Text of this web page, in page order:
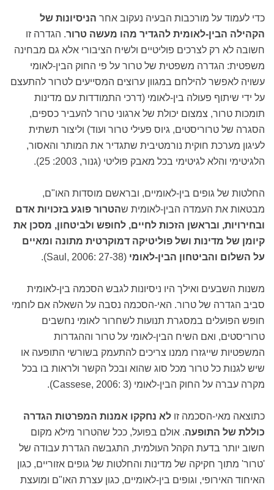
כדי לעמוד על מורכבות הבעיה נעקוב אחר הניסיונות של
הקהילה הבין-לאומית להגדיר מהו מעשה טרור. הגדרה זו
חשובה לא רק לצרכים פוליטיים ולשיח הציבורי אלא גם מבחינה
משפטית: הגדרה משפטית של טרור על פי החוק הבין-לאומי
עשויה לאפשר להילחם במגוון ערוצים המסייעים לטרור להתעצם
על ידי שיתוף פעולה בין-לאומי (דרכי התמודדות עם מדינות
תומכות טרור, צמצום יכולת של ארגוני טרור להעביר כספים,
הסגרה של טרוריסטים, גיוס פעילי טרור ועוד) וליצור תשתית
לעיגון מערכת חוקית נורמטיבית שתגדיר את המותר והאסור,
הלגיטימי והלא לגיטימי בכל מאבק פוליטי (גנור, 2003: 25).
החלטות של גופים בין-לאומיים, ובראשם מוסדות האו"ם,
מבטאות את העמדה הבין-לאומית שהטרור פוגע בזכויות אדם
ובחירויות, ובראשן הזכות לחיים, לחופש ולביטחון, מסכן את
קיומן של מדינות ושל פוליטיקה דמוקרטית מתונה ומאיים
על השלום והביטחון הבין-לאומי (Saul, 2006: 27-38).
משנות השבעים ואילך היו ניסיונות לגבש הסכמה בין-לאומית
סביב הגדרה של טרור. האי-הסכמה נסבה על השאלה אם לוחמי
חופש הפועלים במסגרת תנועות לשחרור לאומי נחשבים
טרוריסטים, ואם השיח הבין-לאומי על טרור וההגדרות
המשפטיות שייגזרו ממנו צריכים להתעמק בשורשי התופעה או
שיש לגנות כל טרור מכל סוג שהוא ובכל הקשר ולראות בו בכל
מקרה עברה על החוק הבין-לאומי (Cassese, 2006: 3).
כתוצאה מאי-הסכמה זו לא נחקקו אמנות המפרטות הגדרה
כוללת של התופעה. אולם בפועל, ככל שהטרור מילא מקום
חשוב יותר בדעת הקהל העולמית, התגבשה הגדרת עבודה של
'טרור' מתוך חקיקה של מדינות והחלטות של גופים אזוריים, כגון
האיחוד האירופי, וגופים בין-לאומיים, כגון עצרת האו"ם ומועצת